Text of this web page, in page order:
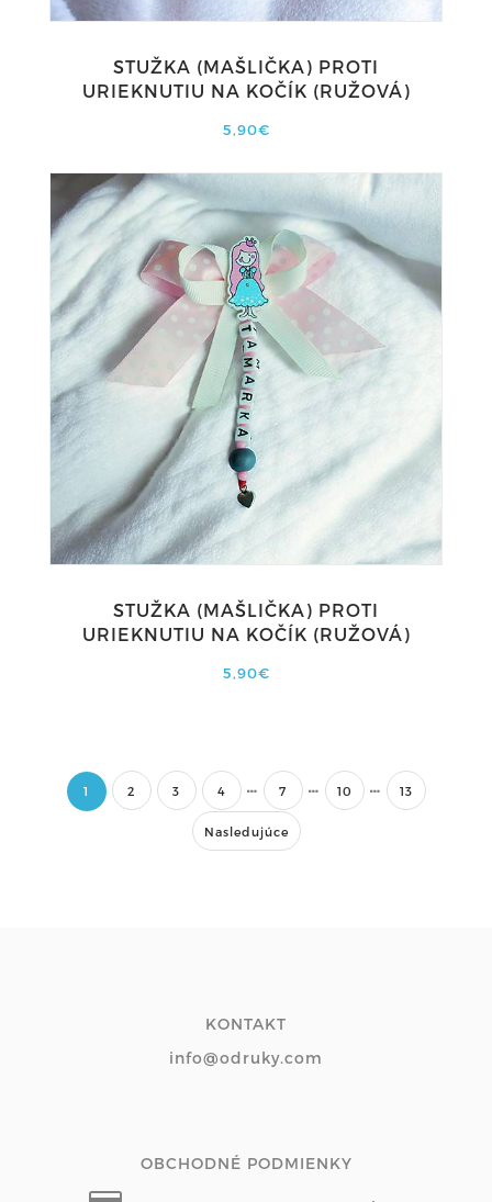
STUŽKA (MAŠLIČKA) PROTI
URIEKNUTIU NA KOČÍK (RUŽOVÁ)
5,90€
STUŽKA (MAŠLIČKA) PROTI
URIEKNUTIU NA KOČÍK (RUŽOVÁ)
5,90€
1 2 3 4 7 10 13
Nasledujúce
KONTAKT
info@odruky.com
OBCHODNÉ PODMIENKY